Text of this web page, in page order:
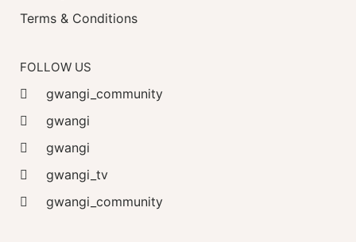
Terms & Conditions
FOLLOW US
gwangi_community
gwangi
gwangi
gwangi_tv
gwangi_community